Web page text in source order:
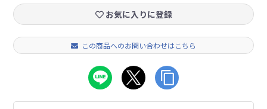
お気に入りに登録
この商品へのお問い合わせはこちら